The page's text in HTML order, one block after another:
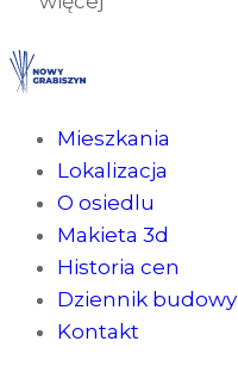
Mieszkania
Lokalizacja
O osiedlu
Makieta 3d
Historia cen
Dziennik budowy
Kontakt